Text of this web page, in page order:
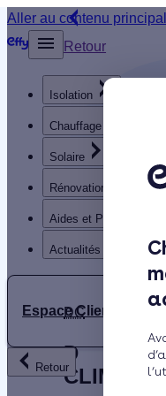
Aller au contenu principal
Isolation
Chauffage
Solaire
Rénovation globale
Aides et Primes
Actualités
Espace Client
Retour
Retour
DC
D
CLIM